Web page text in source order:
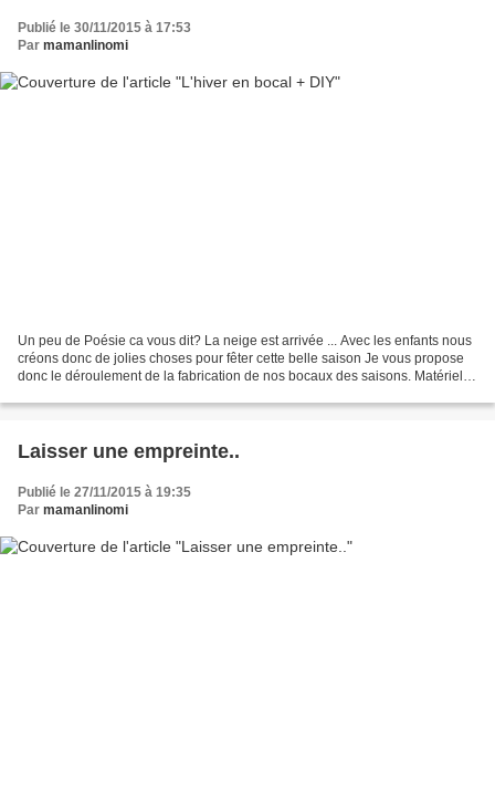
Publié le 30/11/2015 à 17:53
Par mamanlinomi
Un peu de Poésie ca vous dit? La neige est arrivée ... Avec les enfants nous
créons donc de jolies choses pour fêter cette belle saison Je vous propose
donc le déroulement de la fabrication de nos bocaux des saisons. Matériel
Laisser une empreinte..
Publié le 27/11/2015 à 19:35
Par mamanlinomi